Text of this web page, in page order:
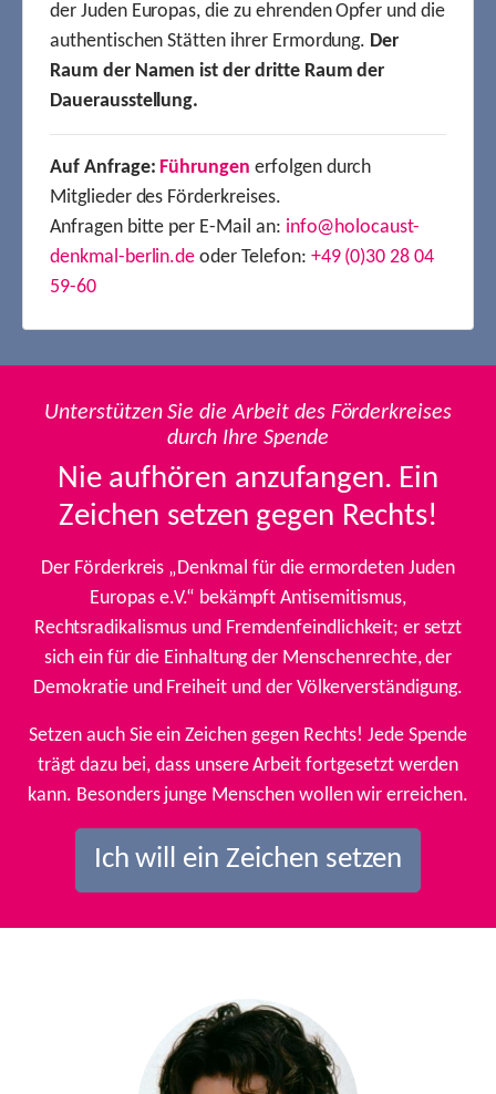
der Juden Europas, die zu ehrenden Opfer und die
authentischen Stätten ihrer Ermordung. Der
Raum der Namen ist der dritte Raum der
Dauerausstellung.
Auf Anfrage: Führungen erfolgen durch
Mitglieder des Förderkreises.
Anfragen bitte per E-Mail an: info@holocaust-
denkmal-berlin.de oder Telefon: +49 (0)30 28 04
59-60
Unterstützen Sie die Arbeit des Förderkreises
durch Ihre Spende
Nie aufhören anzufangen. Ein
Zeichen setzen gegen Rechts!
Der Förderkreis „Denkmal für die ermordeten Juden
Europas e.V.“ bekämpft Antisemitismus,
Rechtsradikalismus und Fremdenfeindlichkeit; er setzt
sich ein für die Einhaltung der Menschenrechte, der
Demokratie und Freiheit und der Völkerverständigung.
Setzen auch Sie ein Zeichen gegen Rechts! Jede Spende
trägt dazu bei, dass unsere Arbeit fortgesetzt werden
kann. Besonders junge Menschen wollen wir erreichen.
Ich will ein Zeichen setzen